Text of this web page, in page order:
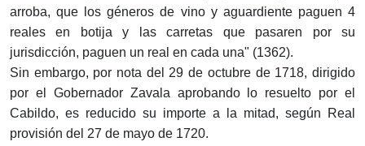
arroba, que los géneros de vino y aguardiente paguen 4
reales en botija y las carretas que pasaren por su
jurisdicción, paguen un real en cada una" (1362).
Sin embargo, por nota del 29 de octubre de 1718, dirigido
por el Gobernador Zavala aprobando lo resuelto por el
Cabildo, es reducido su importe a la mitad, según Real
provisión del 27 de mayo de 1720.